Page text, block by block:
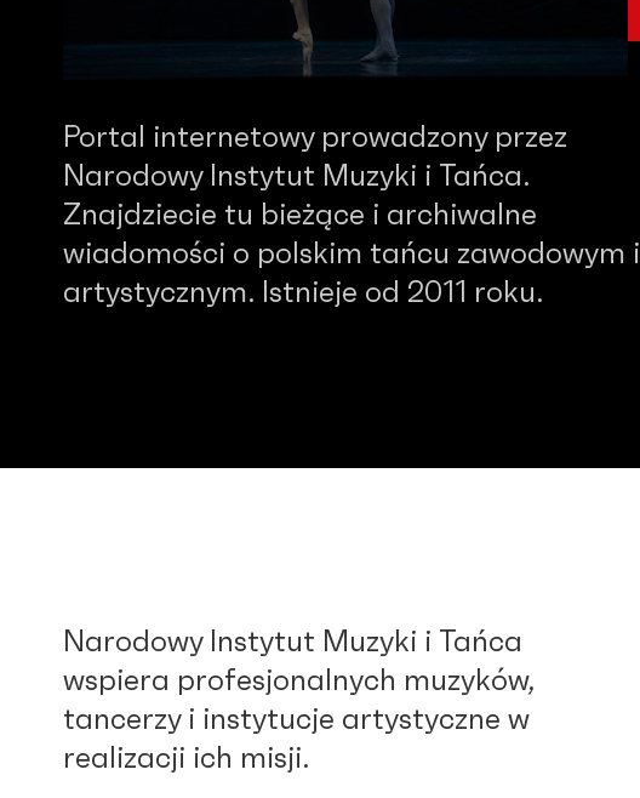
Portal internetowy prowadzony przez
Narodowy Instytut Muzyki i Tańca.
Znajdziecie tu bieżące i archiwalne
wiadomości o polskim tańcu zawodowym i
artystycznym. Istnieje od 2011 roku.
Narodowy Instytut Muzyki i Tańca
wspiera profesjonalnych muzyków,
tancerzy i instytucje artystyczne w
realizacji ich misji.